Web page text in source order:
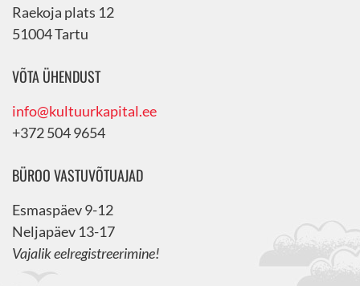
Raekoja plats 12
51004 Tartu
VÕTA ÜHENDUST
info@kultuurkapital.ee
+372 504 9654
BÜROO VASTUVÕTUAJAD
Esmaspäev 9-12
Neljapäev 13-17
Vajalik eelregistreerimine!